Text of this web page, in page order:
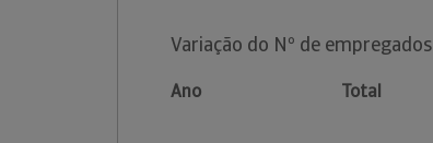
Variação do Nº de empregados
Ano Total